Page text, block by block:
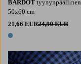
BARDOT
50x60 cm
21,66 EUR24,90 EUR
1 väri